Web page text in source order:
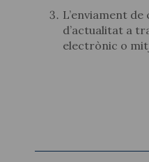
L’enviament
d’actualitat a
electrònic o